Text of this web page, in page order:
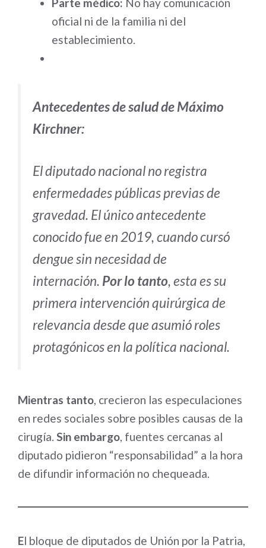
oficial ni de la familia ni del
establecimiento.
Antecedentes de salud de Máximo
Kirchner:
El diputado nacional no registra
enfermedades públicas previas de
gravedad. El único antecedente
conocido fue en 2019, cuando cursó
dengue sin necesidad de
internación. Por lo tanto, esta es su
primera intervención quirúrgica de
relevancia desde que asumió roles
protagónicos en la política nacional.
Mientras tanto , crecieron las especulaciones
en redes sociales sobre posibles causas de la
cirugía. Sin embargo , fuentes cercanas al
diputado pidieron “responsabilidad” a la hora
de difundir información no chequeada.
El bloque de diputados de Unión por la Patria,